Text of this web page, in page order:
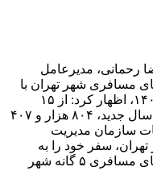
رحمانی، مدیرعامل
مسافری شهر تهران با
اشاره به آمار تردد مسافران نوروزی ۱۴۰۴، اظهار کرد: از ۱۵
تا پانزدهم فروردین‌ماه سال جدید، ۸۰۴ هزار و ۴۰۷
سازمان مدیریت
سفر خود را به
مسافری ۵
گانه شهر